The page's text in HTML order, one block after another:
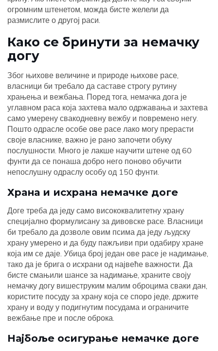
огромним штенетом, можда бисте желели да
размислите о другој раси.
Како се бринути за немачку
догу
Због њихове величине и природе њихове расе,
власници би требало да саставе строгу рутину
храњења и вежбања. Поред тога, немачка дога је
углавном раса која захтева мало одржавања и захтева
само умерену свакодневну вежбу и повремено негу.
Пошто одрасле особе ове расе лако могу прерасти
своје власнике, важно је рано започети обуку
послушности. Много је лакше научити штене од 60
фунти да се понаша добро него поново обучити
непослушну одраслу особу од 150 фунти.
Храна и исхрана немачке доге
Доге треба да једу само висококвалитетну храну
специјално формулисану за дивовске расе. Власници
би требало да дозволе овим псима да једу људску
храну умерено и да буду пажљиви при одабиру хране
која им се даје. Убица број један ове расе је надимање,
тако да је брига о исхрани од највеће важности. Да
бисте смањили шансе за надимање, храните своју
немачку догу вишеструким малим оброцима сваки дан,
користите посуду за храну која се споро једе, држите
храну и воду у подигнутим посудама и ограничите
вежбање пре и после оброка.
Најбоље осигурање немачке доге